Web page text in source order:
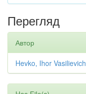
Перегляд
Автор
Hevko, Ihor Vasilievich